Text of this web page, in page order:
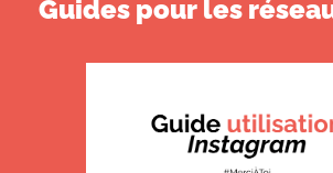
Guides pour les